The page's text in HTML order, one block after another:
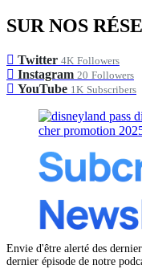
SUR NOS
Twitter 4K Followers
Instagram 20 Followers
YouTube 1K Subscribers
Envie d'être alerté des
dernier épisode de notre